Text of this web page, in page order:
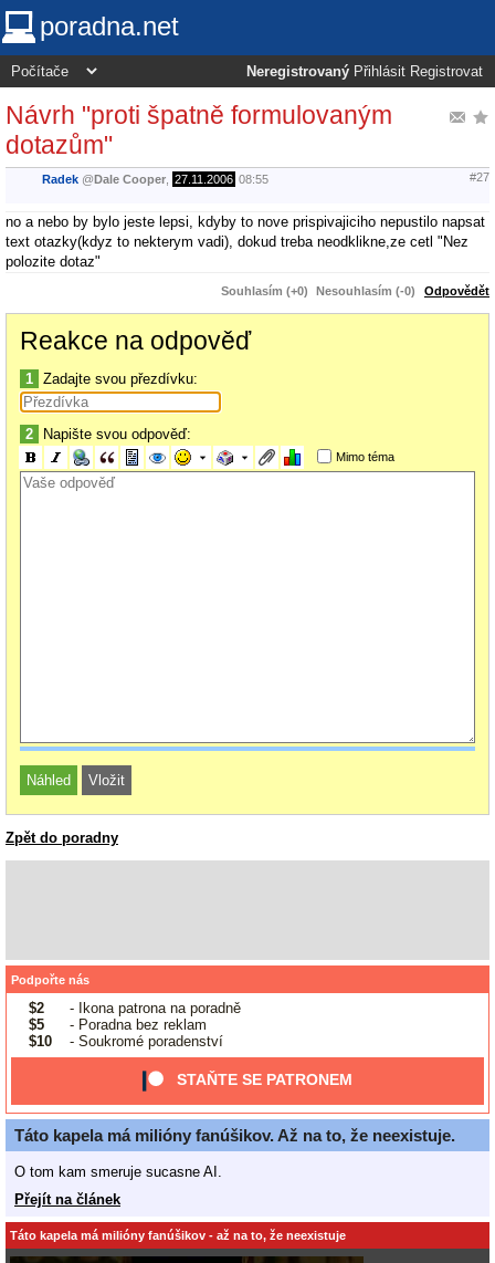
poradna.net
Neregistrovaný Přihlásit Registrovat
Návrh "proti špatně formulovaným
dotazům"
Radek @Dale Cooper 27.11.2006 08:55 #27
no a nebo by bylo jeste lepsi, kdyby to nove prispivajiciho nepustilo napsat
text otazky(kdyz to nekterym vadi), dokud treba neodklikne,ze cetl "Nez
polozite dotaz"
Souhlasím (+0) Nesouhlasím (-0) Odpovědět
Reakce na odpověď
1 Zadajte svou přezdívku:
2 Napište svou odpověď:
Mimo téma
Zpět do poradny
Podpořte nás
$2
- Ikona patrona na poradně
$5
- Poradna bez reklam
$10
- Soukromé poradenství
STAŇTE SE PATRONEM
Táto kapela má milióny fanúšikov. Až na to, že neexistuje.
O tom kam smeruje sucasne AI.
Přejít na článek
Táto kapela má milióny fanúšikov - až na to, že neexistuje